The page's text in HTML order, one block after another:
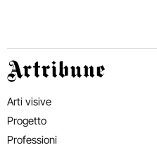
Artribune
Arti visive
Progetto
Professioni